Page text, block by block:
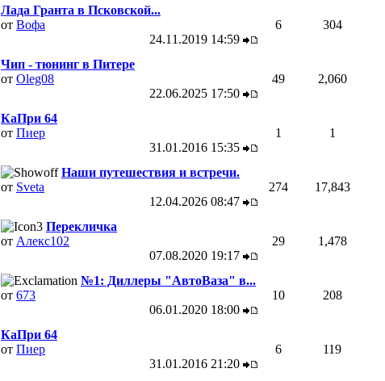
Лада Гранта в Псковской...
от Вофа
24.11.2019 14:59
6 304
Чип - тюнинг в Питере
от Oleg08
22.06.2025 17:50
49 2,060
КаПри 64
от Пиер
31.01.2016 15:35
1 1
Наши путешествия и встречи.
от Sveta
12.04.2026 08:47
274 17,843
Перекличка
от Алекс102
07.08.2020 19:17
29 1,478
№1: Диллеры "АвтоВаза" в...
от 673
06.01.2020 18:00
10 208
КаПри 64
от Пиер
31.01.2016 21:20
6 119